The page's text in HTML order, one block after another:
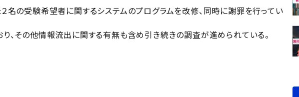
名の受験希望者に関するシステムのプログラムを改修、同時に謝罪を行ってい
、その他情報流出に関する有無も含め引き続きの調査が進められている。